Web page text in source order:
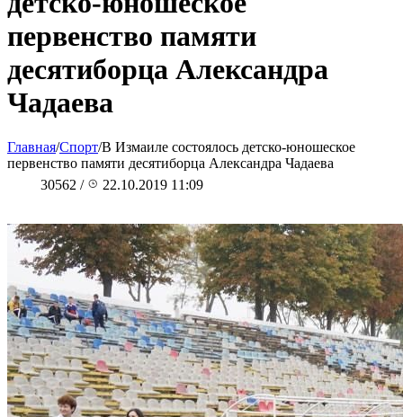
первенство памяти
десятиборца Александра
Чадаева
Главная/Спорт/В Измаиле состоялось детско-юношеское
первенство памяти десятиборца Александра Чадаева
30562 / 22.10.2019 11:09